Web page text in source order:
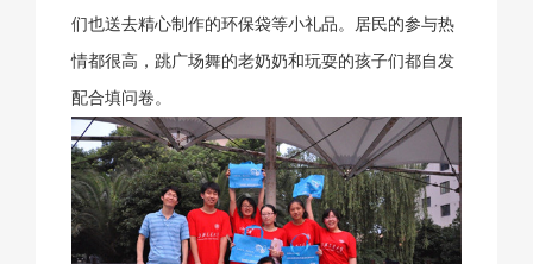
们也送去精心制作的环保袋等小礼品。居民的参与热
情都很高，跳广场舞的老奶奶和玩耍的孩子们都自发
配合填问卷。